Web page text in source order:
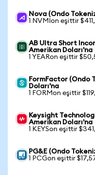
Nova (Ondo
1 NVMIon eşittir
AB Ultra Short
Amerikan Doları'na
1 YEARon eşittir
FormFactor (Ondo
Doları'na
1 FORMon eşittir
Keysight
Amerikan Doları'na
1 KEYSon eşittir
PG&E (Ondo
1 PCGon eşittir